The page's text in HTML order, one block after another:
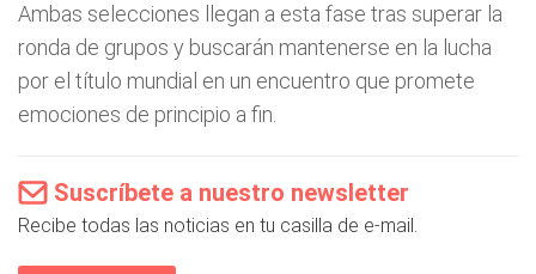
Ambas selecciones llegan a esta fase tras superar la
ronda de grupos y buscarán mantenerse en la lucha
por el título mundial en un encuentro que promete
emociones de principio a fin.
Suscríbete a nuestro newsletter
Recibe todas las noticias en tu casilla de e-mail.